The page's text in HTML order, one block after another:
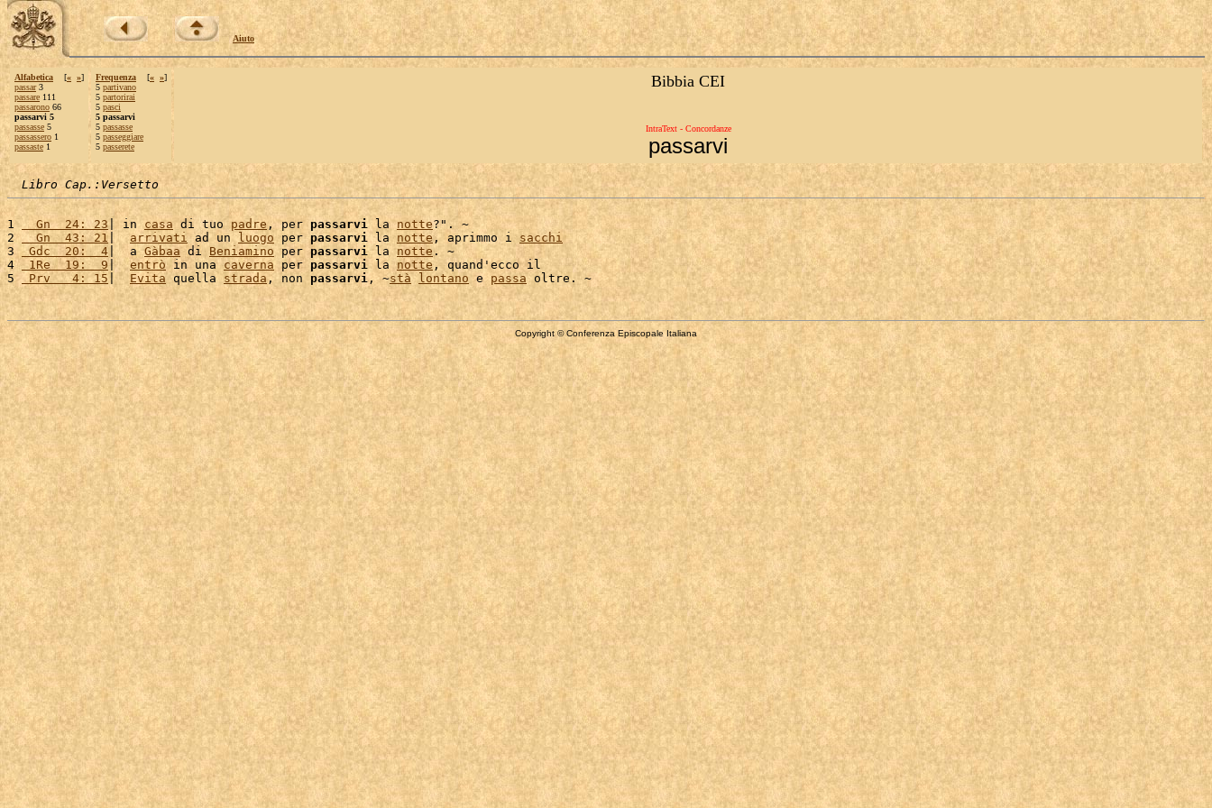
Aiuto
Alfabetica [« »]
passar3
passare 111
passarono 66
passarvi 5
passasse 5
passassero 1
passaste 1
Frequenza [« »]
5 partivano
5 partorirai
5 pasci
5 passarvi
5 passasse
5 passeggiare
5 passerete
Bibbia CEI
IntraText - Concordanze
passarvi
Libro Cap.:Versetto
1
  Gn  24: 23
| in casa di tuo padre , per passarvi la notte?". ~
2
  Gn  43: 21
| arrivati ad un luogo per passarvi la notte , aprimmo i sacchi
3 Gdc  20:  4 |  a Gàbaa di Beniamino per passarvi la notte. ~
4
1Re  19:  9| entrò in una caverna per passarvi la notte , quand'ecco il
5 Prv   4: 15 | Evita quella strada , non passarvi, ~stà lontano e passa
Copyright © Conferenza Episcopale Italiana